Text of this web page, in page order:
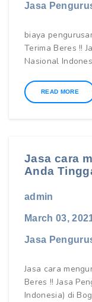
Jasa
biaya
Terima Beres !!
Nasional
READ MORE
Jasa cara
Anda
admin
March 03,
Jasa
Jasa cara
Beres !! Jasa
Indonesia) di